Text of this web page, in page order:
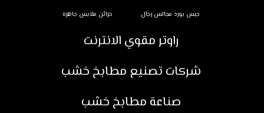
جبس بورد مجالس رجال خزائن ملابس جاهزة
راوتر مقوي الانترنت
شركات تصنيع مطابخ خشب
صناعة مطابخ خشب